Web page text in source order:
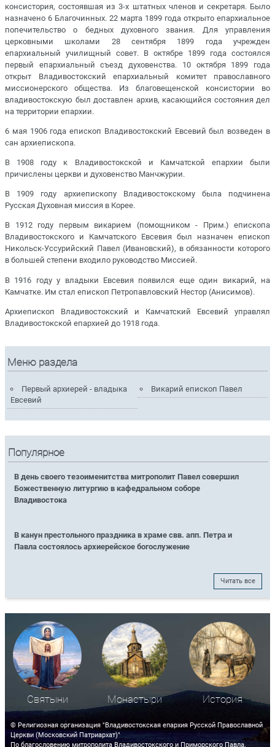
консистория, состоявшая из 3-х штатных членов и секретаря. Было
назначено 6 Благочинных. 22 марта 1899 года открыто епархиальное
попечительство о бедных духовного звания. Для управления
церковными школами 28 сентября 1899 года учрежден
епархиальный училищный совет. В октябре 1899 года состоялся
первый епархиальный съезд духовенства. 10 октября 1899 года
открыт Владивостокский епархиальный комитет православного
миссионерского общества. Из благовещенской консистории во
владивостокскую был доставлен архив, касающийся состояния дел
на территории епархии.
6 мая 1906 года епископ Владивостокский Евсевий был возведен в
сан архиепископа.
В 1908 году к Владивостокской и Камчатской епархии были
причислены церкви и духовенство Манчжурии.
В 1909 году архиепископу Владивостокскому была подчинена
Русская Духовная миссия в Корее.
В 1912 году первым викарием (помощником - Прим.) епископа
Владивостокского и Камчатского Евсевия был назначен епископ
Никольск-Уссурийский Павел (Ивановский), в обязанности которого
в большей степени входило руководство Миссией.
В 1916 году у владыки Евсевия появился еще один викарий, на
Камчатке. Им стал епископ Петропавловский Нестор (Анисимов).
Архиепископ Владивостокский и Камчатский Евсевий управлял
Владивостокской епархией до 1918 года.
Меню раздела
Первый архиерей - владыка
Евсевий
Викарий епископ Павел
Популярное
В день своего тезоименитства митрополит Павел совершил
Божественную литургию в кафедральном соборе
Владивостока
В канун престольного праздника в храме свв. апп. Петра и
Павла состоялось архиерейское богослужение
Читать все
Святыни Монастыри История
© Религиозная организация "Владивостокская епархия Русской Православной
Церкви (Московский Патриархат)"
По благословению митрополита Владивостокского и Приморского Павла.